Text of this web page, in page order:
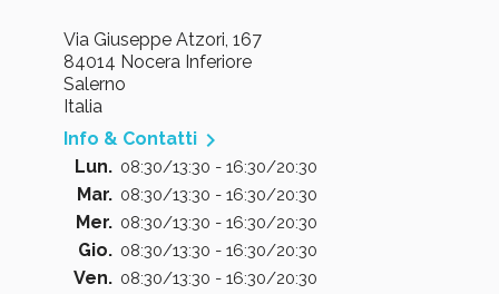
Via Giuseppe Atzori, 167
84014 Nocera Inferiore
Salerno
Italia
Info & Contatti 
Lun. 08:30/13:30 - 16:30/20:30
Mar. 08:30/13:30 - 16:30/20:30
Mer. 08:30/13:30 - 16:30/20:30
Gio. 08:30/13:30 - 16:30/20:30
Ven. 08:30/13:30 - 16:30/20:30